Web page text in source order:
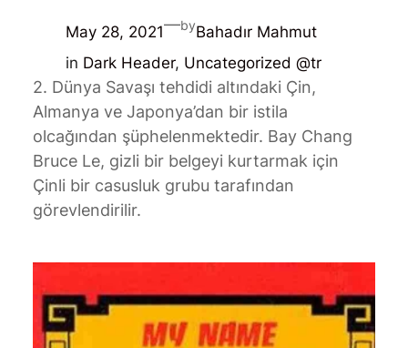
May 28, 2021—byBahadır Mahmut
in Dark Header, Uncategorized @tr
2. Dünya Savaşı tehdidi altındaki Çin,
Almanya ve Japonya’dan bir istila
olcağından şüphelenmektedir. Bay Chang
Bruce Le, gizli bir belgeyi kurtarmak için
Çinli bir casusluk grubu tarafından
görevlendirilir.